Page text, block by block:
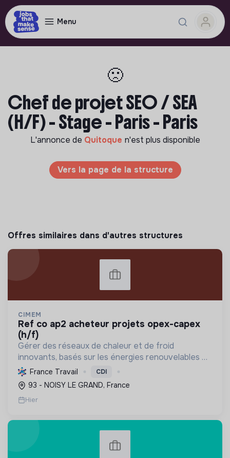
Menu
🙁
Chef de projet SEO / SEA
(H/F) - Stage - Paris - Paris
L'annonce de Quitoque n'est plus disponible
Vers la page de la structure
Offres similaires dans d'autres structures
CIMEM
ref co ap2 acheteur projets opex-capex
(h/f)
Gérer des réseaux de chaleur et de froid
innovants, basés sur les énergies renouvelables et
la récupération, pour décarboner l'énergie,
améliorer l'efficacité et réduire les coûts,
contribuant ainsi à...
France Travail CDI
93 - NOISY LE GRAND, France
Hier